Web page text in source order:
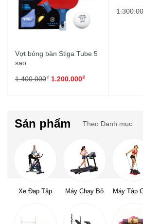
Vợt bóng bàn Stiga Tube 5
sao
1.400.000₫ 1.200.000₫
Sản phẩm Theo Danh mục
Xe Đạp Tập Máy Chạy Bộ Máy Tập